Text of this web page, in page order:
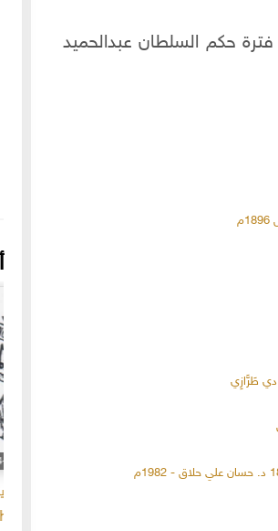
فترة حكم السلطان عبدالحميد